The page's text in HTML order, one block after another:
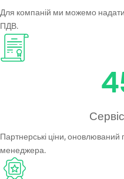
Для компаній ми можемо
ПДВ.
Партнерські ціни, оновлюваний
менеджера.